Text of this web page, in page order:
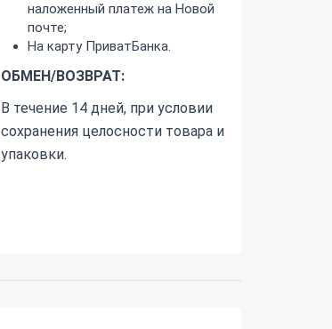
наложенный платеж на Новой
почте;
На карту ПриватБанка.
ОБМЕН/ВОЗВРАТ:
В течение 14 дней, при условии
сохранения целосности товара и
упаковки.